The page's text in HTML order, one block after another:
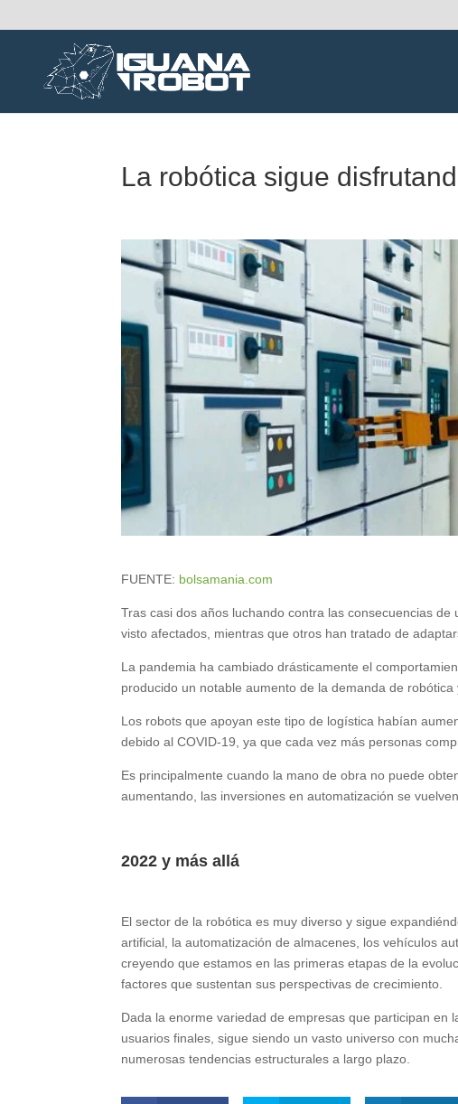
La robótica sigue
FUENTE: bolsamania.com
Tras casi dos años luchando contra las consecuencias
visto afectados, mientras que otros han tratado de
La pandemia ha cambiado drásticamente el
producido un notable aumento de la demanda de robótica
Los robots que apoyan este tipo de logística habían
debido al COVID-19, ya que cada vez más personas
Es principalmente cuando la mano de obra no puede
aumentando, las inversiones en automatización se
2022 y más allá
El sector de la robótica es muy diverso y sigue
artificial, la automatización de almacenes, los vehículos
creyendo que estamos en las primeras etapas de la
factores que sustentan sus perspectivas de crecimiento.
Dada la enorme variedad de empresas que participan
usuarios finales, sigue siendo un vasto universo con
numerosas tendencias estructurales a largo plazo.